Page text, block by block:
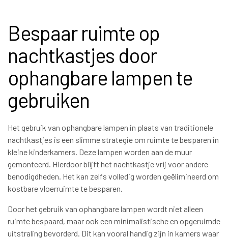
Bespaar ruimte op
nachtkastjes door
ophangbare lampen te
gebruiken
Het gebruik van ophangbare lampen in plaats van traditionele
nachtkastjes is een slimme strategie om ruimte te besparen in
kleine kinderkamers. Deze lampen worden aan de muur
gemonteerd. Hierdoor blijft het nachtkastje vrij voor andere
benodigdheden. Het kan zelfs volledig worden geëlimineerd om
kostbare vloerruimte te besparen.
Door het gebruik van ophangbare lampen wordt niet alleen
ruimte bespaard, maar ook een minimalistische en opgeruimde
uitstraling bevorderd. Dit kan vooral handig zijn in kamers waar